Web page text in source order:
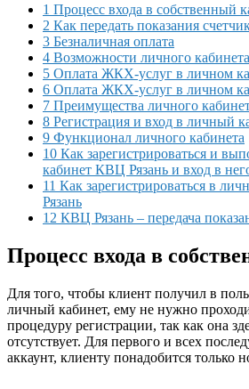
1 Процесс входа в собственный
2 Как передать показания
3 Безналичная оплата
4 Возможности личного кабинета
5 Оплата ЖКХ-услуг в личном
6 Оплата ЖКХ-услуг в личном
7 Преимущества личного
8 Регистрация и вход в личный
9 Функционал личного кабинета
10 Как зарегистрироваться и
кабинет КВЦ Рязань и вход в
11 Как зарегистрироваться в
Рязань
12 КВЦ Рязань – передача
Процесс входа в
Для того, чтобы клиент получил в
личный кабинет, ему не нужно
процедуру регистрации, так как она
отсутствует. Для первого и всех
аккаунт, клиенту понадобится только